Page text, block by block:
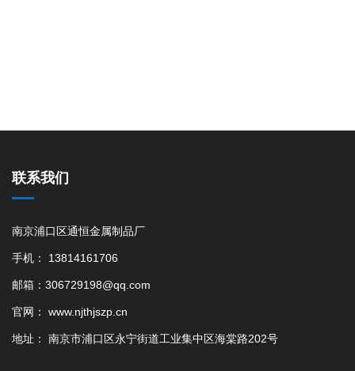
联系我们
南京浦口区通恒金属制品厂
手机： 13814161706
邮箱：306729198@qq.com
官网： www.njthjszp.cn
地址： 南京市浦口区永宁街道工业集中区海棠路202号